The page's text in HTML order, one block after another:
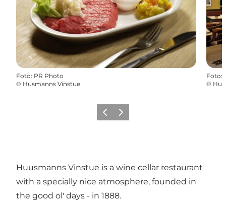
Foto: PR Photo
© Husmanns Vinstue
Foto:
©
Föregående
Nästa
Huusmanns Vinstue is a wine cellar restaurant
with a specially nice atmosphere, founded in
the good ol' days - in 1888.